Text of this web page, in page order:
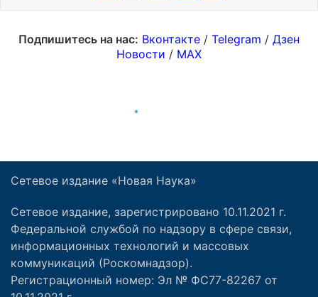
Сетевое издание «Новая Наука»
Сетевое издание, зарегистрировано 10.11.2021 г.
Федеральной службой по надзору в сфере связи,
информационных технологий и массовых
коммуникаций (Роскомнадзор).
Регистрационный номер: Эл № ФС77-82267 от